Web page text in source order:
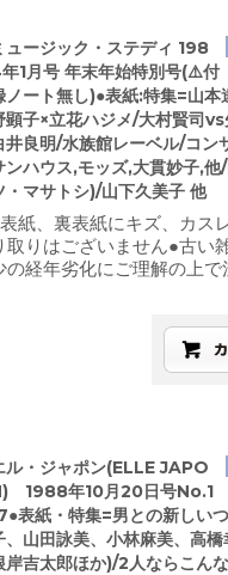
ュージック・ステディ 198
1月号 年末年始特別号(⚠️付
ノート無し)●表紙:特集=山本
顕子×立花ハジメ/大村賢司
井良明/水族館レーベル/コン
ンハウス,モッズ,大貫妙子,
・マサトシ)/山下久美子 他
紙、裏表紙にキズ、カス
取りはございません●古い
経年劣化にご理解の上で
ル・ジャポン(ELLE JAPO
1988年10月20日号No.1
表紙・特集=男との新しい
、山田詠美、小林麻美、高橋
岸吉太郎ほか)/2人ならこん